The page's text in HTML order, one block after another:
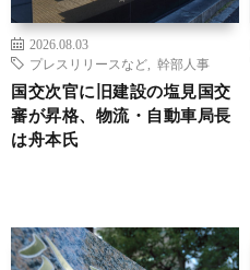
2026.08.03
プレスリリースなど
幹部人事
国交次官に旧建設の塩見国交
審が昇格、物流・自動車局長
は舟本氏